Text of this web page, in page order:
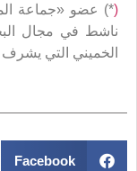
(*) عضو «جماعة
ناشط في مجال
الخميني التي
Facebook